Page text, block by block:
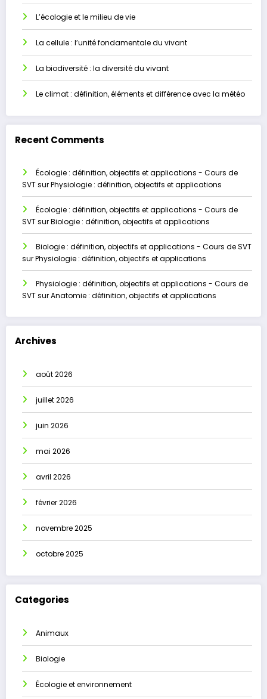
L’écologie et le milieu de vie
La cellule : l’unité fondamentale du vivant
La biodiversité : la diversité du vivant
Le climat : définition, éléments et différence avec la météo
Recent Comments
Écologie : définition, objectifs et applications - Cours de
SVTsurPhysiologie : définition, objectifs et applications
Écologie : définition, objectifs et applications - Cours de
SVTsurBiologie : définition, objectifs et applications
Biologie : définition, objectifs et applications - Cours de SVT
surPhysiologie : définition, objectifs et applications
Physiologie : définition, objectifs et applications - Cours de
SVTsurAnatomie : définition, objectifs et applications
Archives
août 2026
juillet 2026
juin 2026
mai 2026
avril 2026
février 2026
novembre 2025
octobre 2025
Categories
Animaux
Biologie
Écologie et environnement